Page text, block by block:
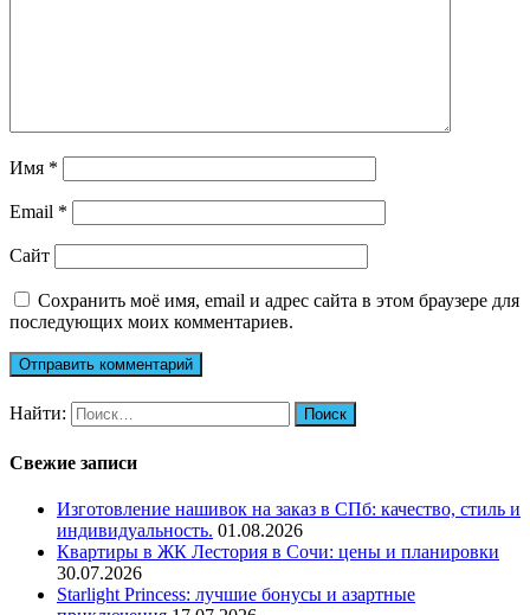
Имя *
Email *
Сайт
Сохранить моё имя, email и адрес сайта в этом браузере для
последующих моих комментариев.
Найти:
Свежие записи
Изготовление нашивок на заказ в СПб: качество, стиль и
индивидуальность. 01.08.2026
Квартиры в ЖК Лестория в Сочи: цены и планировки
30.07.2026
Starlight Princess: лучшие бонусы и азартные